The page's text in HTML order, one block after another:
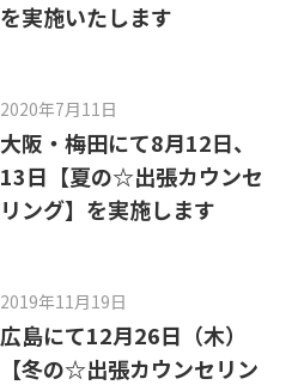
を実施いたします
2020年7月11日
大阪・梅田にて8月12日、
13日【夏の☆出張カウンセ
リング】を実施します
2019年11月19日
広島にて12月26日（木）
【冬の☆出張カウンセリン